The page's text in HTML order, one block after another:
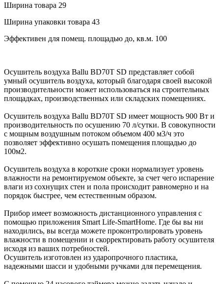
Ширина товара 29
Ширина упаковки товара 43
Эффективен для помещ. площадью до, кв.м. 100
Осушитель воздуха Ballu BD70T SD представляет собой
умный осушитель воздуха, который благодаря своей высокой
производительности может использоваться на строительных
площадках, производственных или складских помещениях.
Осушитель воздуха Ballu BD70T SD имеет мощность 900 Вт и
производительность по осушению 70 л/сутки. В совокупности
с мощным воздушным потоком объемом 400 м3/ч это
позволяет эффективно осушать помещения площадью до
100м2.
Осушитель воздуха в короткие сроки нормализует уровень
влажности на ремонтируемом объекте, за счет чего испарение
влаги из сохнущих стен и пола происходит равномерно и на
порядок быстрее, чем естественным образом.
Прибор имеет возможность дистанционного управления с
помощью приложения Smart Life-SmartHome. Где бы вы ни
находились, вы всегда можете проконтролировать уровень
влажности в помещении и скорректировать работу осушителя
исходя из ваших потребностей.
Осушитель изготовлен из ударопрочного пластика,
надежными шасси и удобными ручками для перемещения.